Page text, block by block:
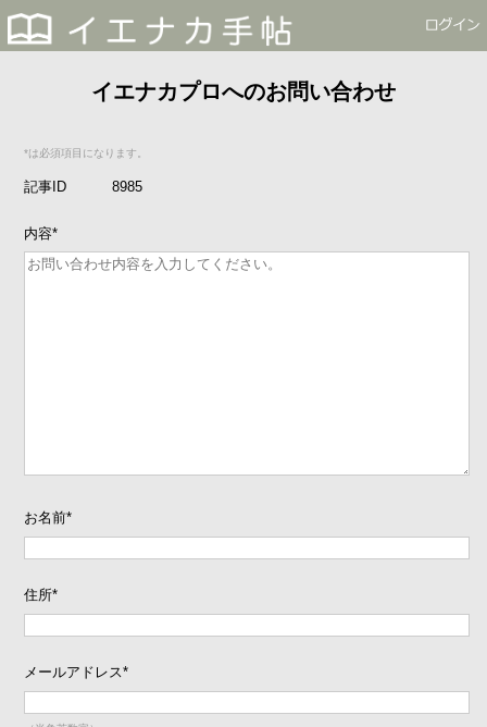
イエナカプロへのお問い合わせ
*は必須項目になります。
記事ID 8985
内容*
お名前*
住所*
メールアドレス*